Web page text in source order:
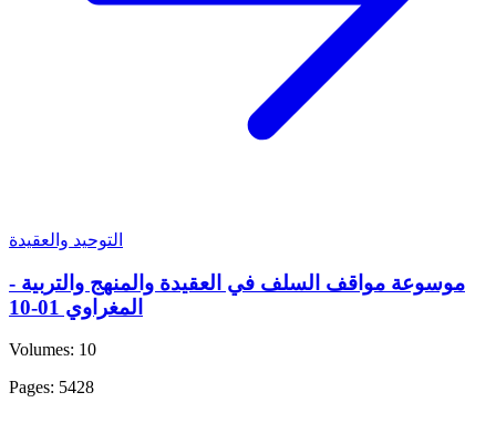
التوحيد والعقيدة
موسوعة مواقف السلف في العقيدة والمنهج والتربية -
المغراوي 01-10
Volumes: 10
Pages: 5428